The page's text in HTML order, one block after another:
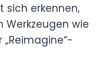
sich erkennen,
Werkzeugen wie